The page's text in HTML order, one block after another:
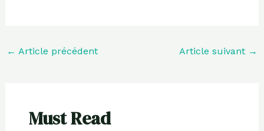
← Article précédent Article suivant →
Must Read